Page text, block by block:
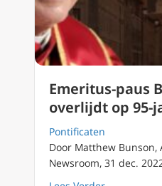
Emeritus-paus
overlijdt op 95-
Pontificaten
Door Matthew Bunson,
Newsroom, 31 dec.